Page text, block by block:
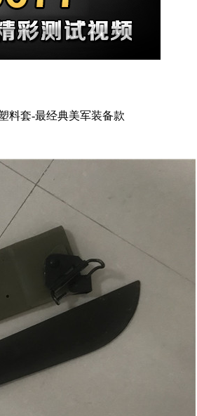
料套-最经典美军装备款